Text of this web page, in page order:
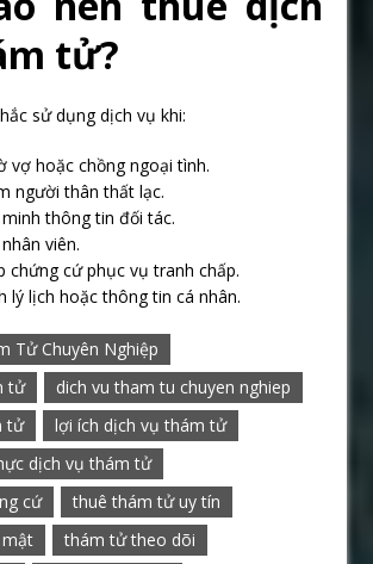
tử?
sử dụng dịch vụ khi:
vợ hoặc chồng ngoại tình.
người thân thất lạc.
minh thông tin đối tác.
viên.
chứng cứ phục vụ tranh chấp.
lý lịch hoặc thông tin cá nhân.
Tử Chuyên Nghiệp
tử
dich vu tham tu chuyen nghiep
tử
lợi ích dịch vụ thám tử
dịch vụ thám tử
cứ
thuê thám tử uy tín
thám tử theo dõi